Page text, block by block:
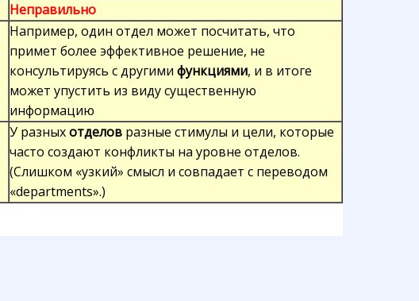
Неправильно
Например, один отдел может посчитать, что
примет более эффективное решение, не
консультируясь с другими функциями, и в итоге
может упустить из виду существенную
информацию
У разныхотделов разные стимулы и цели, которые
часто создают конфликты на уровне отделов.
(Слишком «узкий» смысл и совпадает с переводом
«departments».)